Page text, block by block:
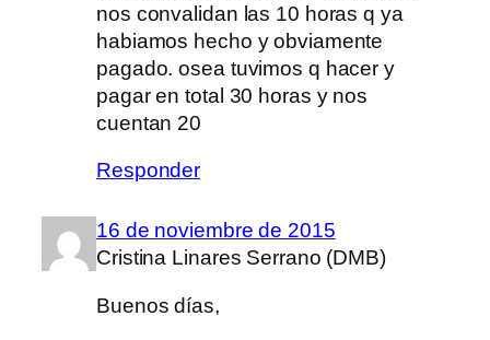
nos convalidan las 10 horas q ya
habiamos hecho y obviamente
pagado. osea tuvimos q hacer y
pagar en total 30 horas y nos
cuentan 20
Responder
16 de noviembre de 2015
Cristina Linares Serrano (DMB)
Buenos días,